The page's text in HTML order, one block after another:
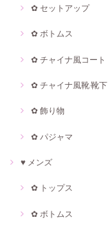
✿ セットアップ
✿ ボトムス
✿ チャイナ風コート
✿ チャイナ風靴·靴下
✿ 飾り物
✿ パジャマ
♥ メンズ
✿ トップス
✿ ボトムス